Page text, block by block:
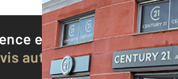
est notée9,0/10
authentifiés par